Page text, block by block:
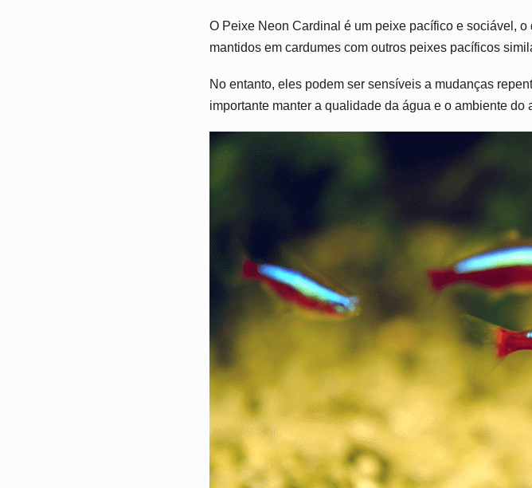
O Peixe Neon Cardinal é um peixe pacífico e sociável,
mantidos em cardumes com outros peixes pacíficos
No entanto, eles podem ser sensíveis a mudanças
importante manter a qualidade da água e o ambiente do